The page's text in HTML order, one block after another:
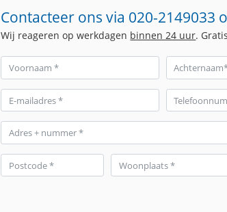
Contacteer ons via 020-2149033
Wij reageren op werkdagen binnen 24 uur.